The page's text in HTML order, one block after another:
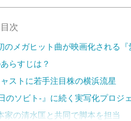
次
メガヒット曲が映画化される『
らすじは？
ャストに若手注目株の横浜流星
のソビト-』に続く実写化プロジ
家の清水匡と共同で脚本を担当